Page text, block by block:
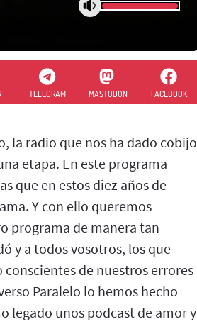
TELEGRAM MASTODON FACEBOOK
la radio que nos ha dado cobijo
etapa. En este programa
que en estos diez años de
Y con ello queremos
programa de manera tan
y a todos vosotros, los que
de nuestros errores
Paralelo lo hemos hecho
legado unos podcast de amor y